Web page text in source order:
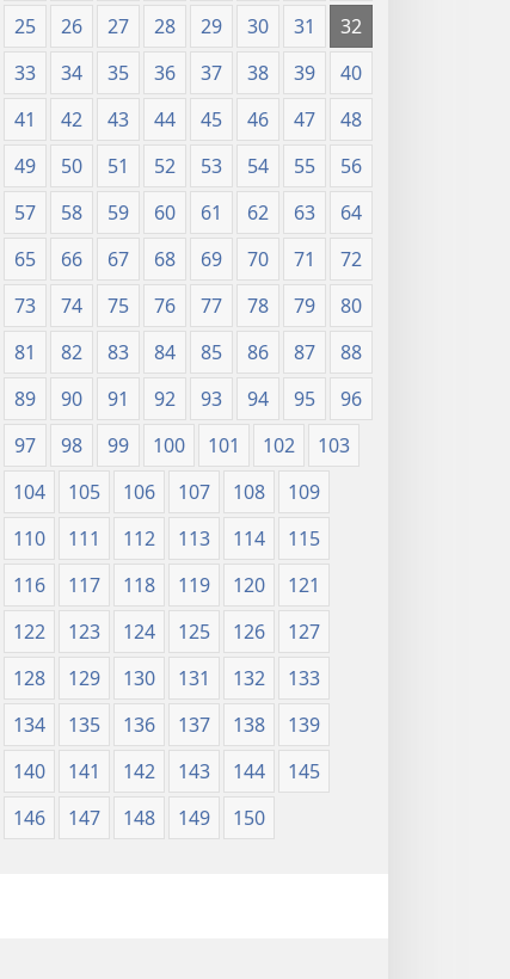
25
26 27 28 29 30 31
32
33
34 35 36 37 38 39
40
41
42 43 44 45 46 47
48
49
50 51 52 53 54 55
56
57
58 59 60 61 62 63
64
65
66 67 68 69 70 71
72
73
74 75 76 77 78 79
80
81
82 83 84 85 86 87
88
89
90 91 92 93 94 95
96
97
98 99 100 101 102
103
104
105 106 107 108
109
110
111 112 113 114
115
116
117 118 119 120
121
122
123 124 125 126
127
128
129 130 131 132
133
134
135 136 137 138
139
140
141 142 143 144
145
146
147 148 149 150